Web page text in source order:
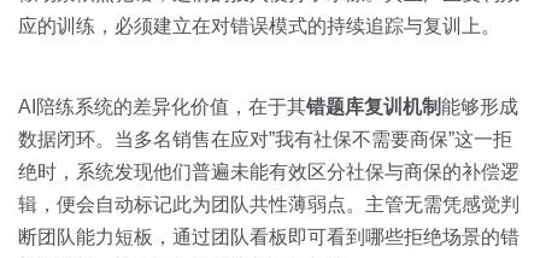
应的训练，必须建立在对错误模式的持续追踪与复训上。
AI陪练系统的差异化价值，在于其错题库复训机制能够形成
数据闭环。当多名销售在应对”我有社保不需要商保”这一拒
绝时，系统发现他们普遍未能有效区分社保与商保的补偿逻
辑，便会自动标记此为团队共性薄弱点。主管无需凭感觉判
断团队能力短板，通过团队看板即可看到哪些拒绝场景的错